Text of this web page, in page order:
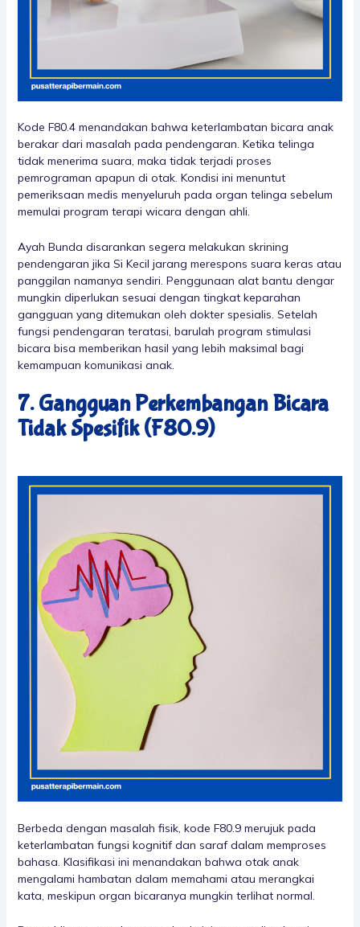
Kode F80.4 menandakan bahwa keterlambatan bicara anak
berakar dari masalah pada pendengaran. Ketika telinga
tidak menerima suara, maka tidak terjadi proses
pemrograman apapun di otak. Kondisi ini menuntut
pemeriksaan medis menyeluruh pada organ telinga sebelum
memulai program terapi wicara dengan ahli.
Ayah Bunda disarankan segera melakukan skrining
pendengaran jika Si Kecil jarang merespons suara keras atau
panggilan namanya sendiri. Penggunaan alat bantu dengar
mungkin diperlukan sesuai dengan tingkat keparahan
gangguan yang ditemukan oleh dokter spesialis. Setelah
fungsi pendengaran teratasi, barulah program stimulasi
bicara bisa memberikan hasil yang lebih maksimal bagi
kemampuan komunikasi anak.
7. Gangguan Perkembangan Bicara
Tidak Spesifik (F80.9)
Berbeda dengan masalah fisik, kode F80.9 merujuk pada
keterlambatan fungsi kognitif dan saraf dalam memproses
bahasa. Klasifikasi ini menandakan bahwa otak anak
mengalami hambatan dalam memahami atau merangkai
kata, meskipun organ bicaranya mungkin terlihat normal.